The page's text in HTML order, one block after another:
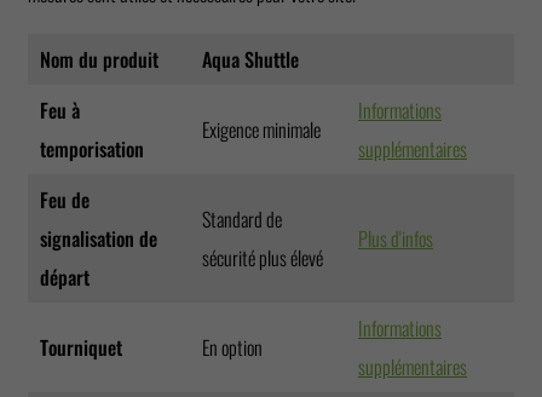
Nom du produit
Aqua Shuttle
Feu à
temporisation
Exigence minimale
Informations
supplémentaires
Feu de
signalisation de
départ
Standard de
sécurité plus élevé
Plus d'infos
Tourniquet En option
Informations
supplémentaires